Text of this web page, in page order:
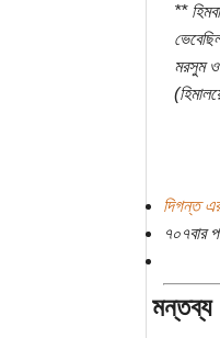
**
মরসুম ও
দিগন্ত
৭০৭বার
মন্তব্য